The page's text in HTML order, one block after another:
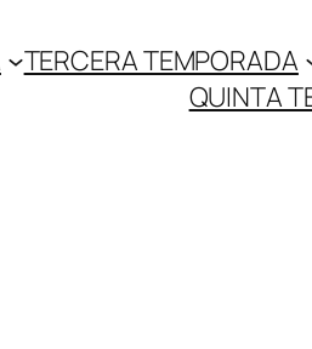
TERCERA TEMPORADA
QUINTA